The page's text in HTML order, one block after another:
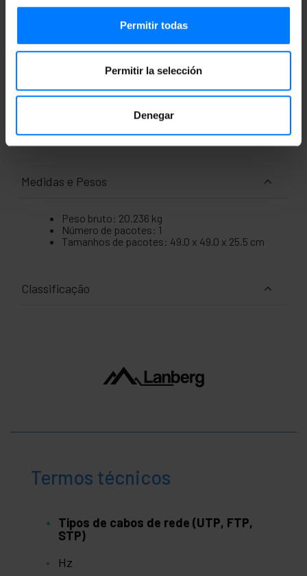
Permitir todas
Permitir la selección
Denegar
uso doméstico quanto para uso profissional.
Ideal para uso com as conexões mais
computadores, consoles, servidores,
modems, roteadores, câmeras e muito mais.
ANSI/TIA-568-C; ISO/IEC 11801 2ª Ed.; EN
Testado com certificação Fluke para
Medidas e Pesos
Peso bruto: 20.236 kg
Número de pacotes: 1
Tamanhos de pacotes: 49.0 x 49.0 x 25.5 cm
Classificação
Termos técnicos
Tipos de cabos de rede (UTP, FTP,
STP)
Hz